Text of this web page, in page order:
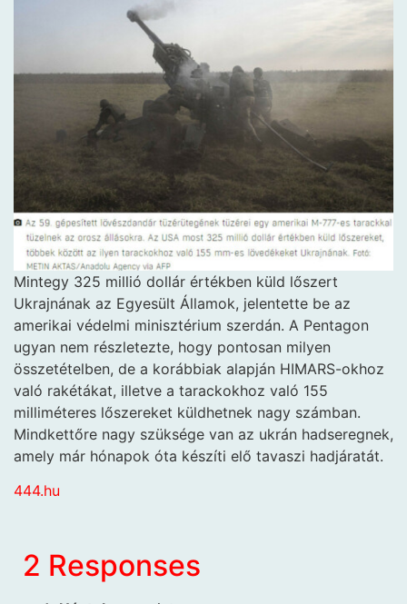
Mintegy 325 millió dollár értékben küld lőszert
Ukrajnának az Egyesült Államok, jelentette be az
amerikai védelmi minisztérium szerdán. A Pentagon
ugyan nem részletezte, hogy pontosan milyen
összetételben, de a korábbiak alapján HIMARS-okhoz
való rakétákat, illetve a tarackokhoz való 155
milliméteres lőszereket küldhetnek nagy számban.
Mindkettőre nagy szüksége van az ukrán hadseregnek,
amely már hónapok óta készíti elő tavaszi hadjáratát.
444.hu
2 Responses